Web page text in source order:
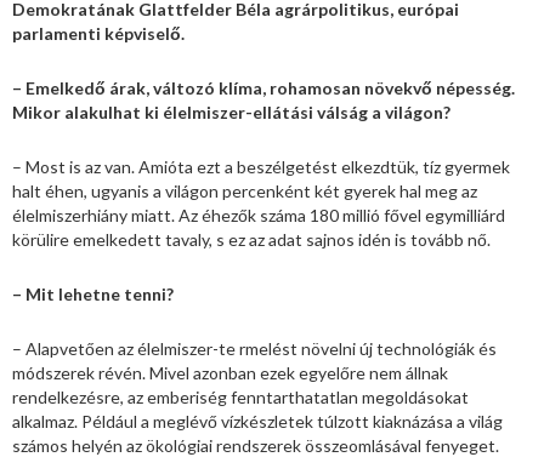
Demokratának Glattfelder Béla agrárpolitikus, európai
parlamenti képviselő.
– Emelkedő árak, változó klíma, rohamosan növekvő népesség.
Mikor alakulhat ki élelmiszer-ellátási válság a világon?
– Most is az van. Amióta ezt a beszélgetést elkezdtük, tíz gyermek
halt éhen, ugyanis a világon percenként két gyerek hal meg az
élelmiszerhiány miatt. Az éhezők száma 180 millió fővel egymilliárd
körülire emelkedett tavaly, s ez az adat sajnos idén is tovább nő.
– Mit lehetne tenni?
– Alapvetően az élelmiszer-te rmelést növelni új technológiák és
módszerek révén. Mivel azonban ezek egyelőre nem állnak
rendelkezésre, az emberiség fenntarthatatlan megoldásokat
alkalmaz. Például a meglévő vízkészletek túlzott kiaknázása a világ
számos helyén az ökológiai rendszerek összeomlásával fenyeget.